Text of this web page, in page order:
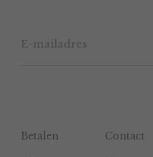
Betalen Contact